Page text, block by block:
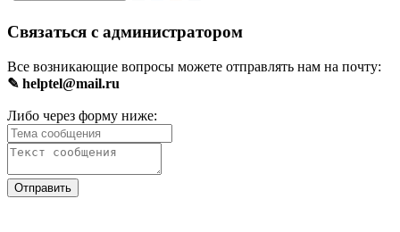
Связаться с администратором
Все возникающие вопросы можете отправлять нам на почту:
✎ helptel@mail.ru
Либо через форму ниже: